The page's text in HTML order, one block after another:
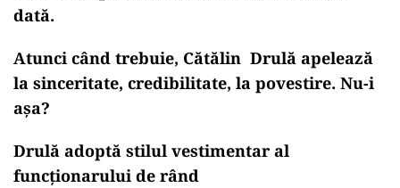
dată.
Atunci când trebuie, Cătălin Drulă apelează
la sinceritate, credibilitate, la povestire. Nu-i
așa?
Drulă adoptă stilul vestimentar al
funcționarului de rând